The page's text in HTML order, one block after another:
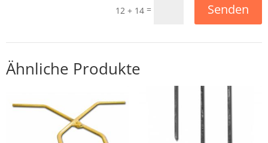
12 + 14 = Senden
Ähnliche Produkte